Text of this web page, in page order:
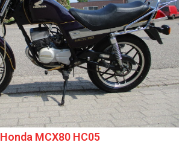
Honda MCX80 HC05